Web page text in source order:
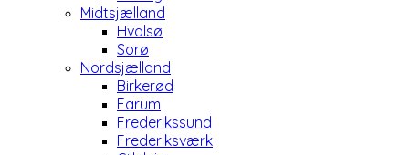
Midtsjælland
Hvalsø
Sorø
Nordsjælland
Birkerød
Farum
Frederikssund
Frederiksværk